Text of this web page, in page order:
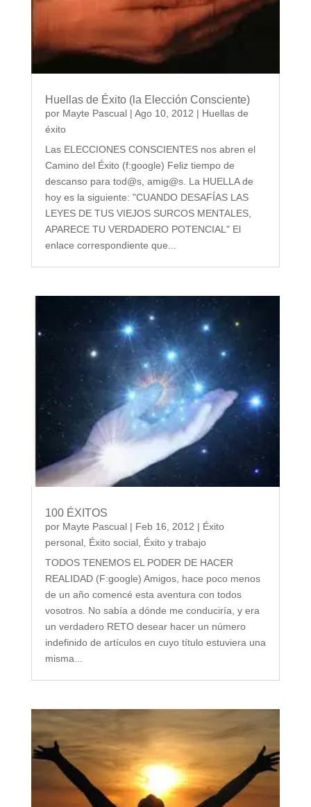
Huellas de Éxito (la Elección Consciente)
por Mayte Pascual| Ago 10, 2012 | Huellas de
éxito
Las ELECCIONES CONSCIENTES nos abren el
Camino del Éxito (f:google) Feliz tiempo de
descanso para tod@s, amig@s. La HUELLA de
hoy es la siguiente: "CUANDO DESAFÍAS LAS
LEYES DE TUS VIEJOS SURCOS MENTALES,
APARECE TU VERDADERO POTENCIAL" El
enlace correspondiente que...
100 ÉXITOS
por Mayte Pascual| Feb 16, 2012 | Éxito
personal, Éxito social, Éxito y trabajo
TODOS TENEMOS EL PODER DE HACER
REALIDAD (F:google) Amigos, hace poco menos
de un año comencé esta aventura con todos
vosotros. No sabía a dónde me conduciría, y era
un verdadero RETO desear hacer un número
indefinido de artículos en cuyo título estuviera una
misma...